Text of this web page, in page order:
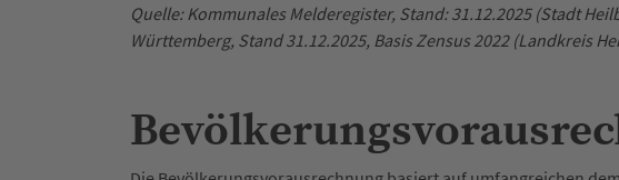
Quelle: Kommunales Melderegister, Stand: 31.12.2025 (Stadt
Württemberg, Stand 31.12.2025, Basis Zensus 2022 (Landkreis